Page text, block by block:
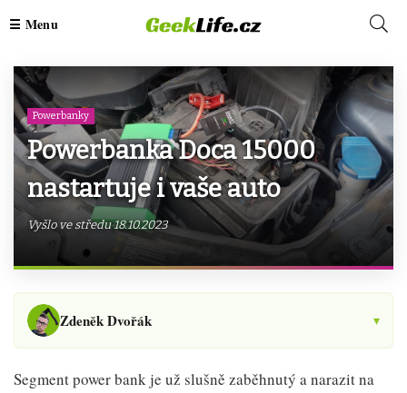
Powerbanky
Powerbanka Doca 15000
nastartuje i vaše auto
Vyšlo ve středu 18.10.2023
Zdeněk Dvořák ▾
Segment power bank je už slušně zaběhnutý a narazit na